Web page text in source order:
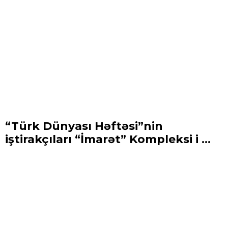
“Türk Dünyası Həftəsi”nin
iştirakçıları “İmarət” Kompleksi i ...